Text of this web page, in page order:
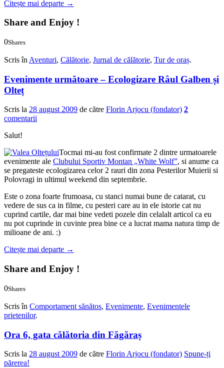
Citește mai departe →
Share and Enjoy !
0Shares
Scris în Aventuri, Călătorie, Jurnal de călătorie, Tur de oraș.
Evenimente următoare – Ecologizare Râul Galben și
Olteț
Scris la 28 august 2009 de către Florin Arjocu (fondator) 2
comentarii
Salut!
Tocmai mi-au fost confirmate 2 dintre urmatoarele
evenimente ale Clubului Sportiv Montan „White Wolf”, si anume ca
se pregateste ecologizarea celor 2 rauri din zona Pesterilor Muierii si
Polovragi in ultimul weekend din septembrie.
Este o zona foarte frumoasa, cu stanci numai bune de catarat, cu
vedere de sus ca in filme, cu pesteri care au in ele istorie cat nu
cuprind cartile, dar mai bine vedeti pozele din celalalt articol ca eu
nu pot cuprinde in cuvinte prea bine ce a lucrat mama natura timp de
milioane de ani. :)
Citește mai departe →
Share and Enjoy !
0Shares
Scris în Comportament sănătos, Evenimente, Evenimentele
prietenilor.
Ora 6, gata călătoria din Făgăraș
Scris la 28 august 2009 de către Florin Arjocu (fondator) Spune-ți
părerea!